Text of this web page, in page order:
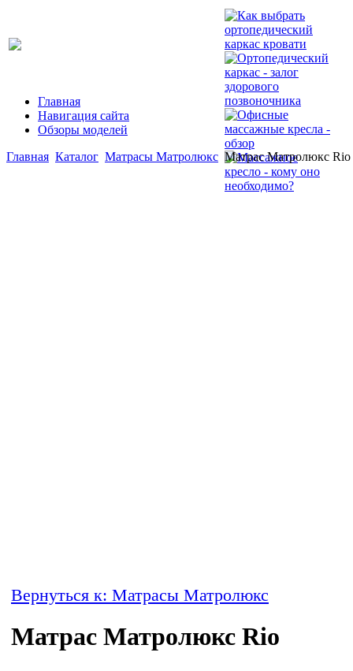
Главная
Навигация сайта
Обзоры моделей
Главная Каталог Матрасы Матролюкс Матрас Матролюкс Rio
Вернуться к: Матрасы Матролюкс
Матрас Матролюкс Rio